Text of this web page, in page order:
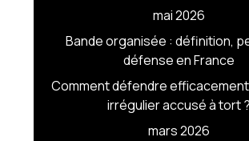
mai 2026
Bande organisée : définition,
défense en France
Comment défendre
irrégulier accusé à tort ?
mars 2026